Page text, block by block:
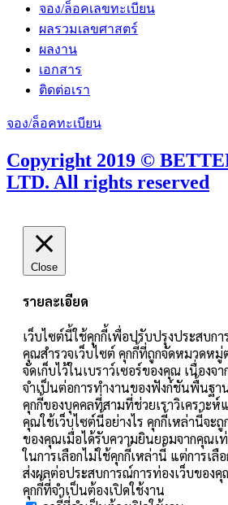
จอง/ล็อคเลขทะเบียน
ผลรวมเลขศาสตร์
ผลงาน
เอกสาร
ติดต่อเรา
จอง/ล็อคทะเบียน
Copyright 2019 ©
LTD. All rights reserved
Close
รายละเอียด
เว็บไซต์นี้ใช้คุกกี้เพื่อปรับปรุงประสบ
คุณสำรวจเว็บไซต์ คุกกี้ที่ถูกจัดหมวดหมู่
จัดเก็บไว้ในเบราว์เซอร์ของคุณ เนื่องจ
จำเป็นต่อการทำงานของฟังก์ชันพื้นฐา
คุกกี้ของบุคคลที่สามที่ช่วยเราวิเคราะห์
คุณใช้เว็บไซต์นี้อย่างไร คุกกี้เหล่านี้จะถู
ของคุณเมื่อได้รับความยินยอมจากคุณเ
ในการเลือกไม่ใช้คุกกี้เหล่านี้ แต่การเลื
ส่งผลต่อประสบการณ์การท่องเว็บของคุ
คุกกี้ที่จำเป็นต้องเปิดใช้งาน